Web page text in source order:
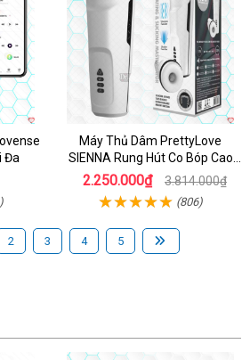
Đa
Máy Thủ Dâm PrettyLove
SIENNA Rung Hút Co Bóp Cao
Cấp Sảng Khoái
2.250.000₫ 3.814.000₫
(806)
2 3 4 5